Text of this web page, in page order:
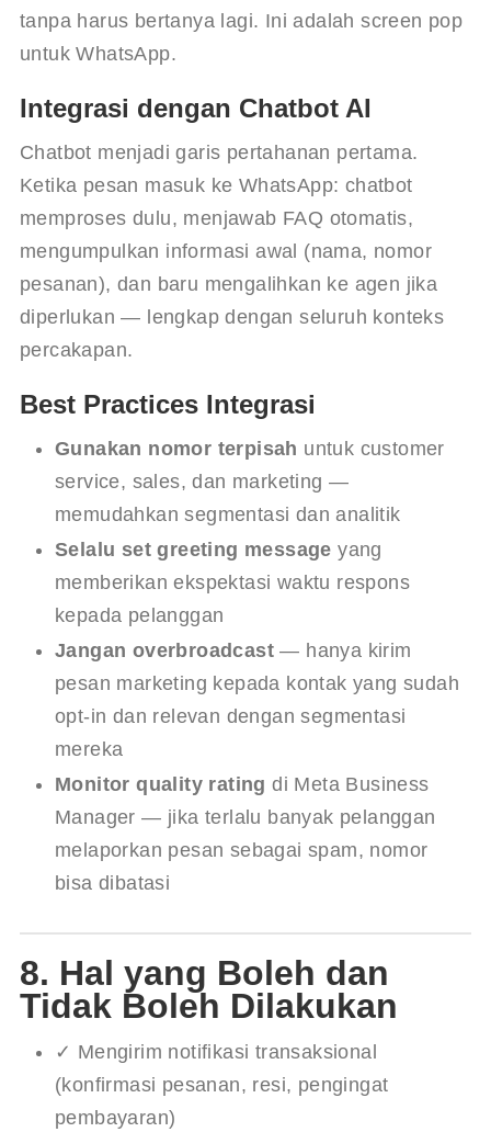
tanpa harus bertanya lagi. Ini adalah screen pop
untuk WhatsApp.
Integrasi dengan Chatbot AI
Chatbot menjadi garis pertahanan pertama.
Ketika pesan masuk ke WhatsApp: chatbot
memproses dulu, menjawab FAQ otomatis,
mengumpulkan informasi awal (nama, nomor
pesanan), dan baru mengalihkan ke agen jika
diperlukan — lengkap dengan seluruh konteks
percakapan.
Best Practices Integrasi
Gunakan nomor terpisah untuk customer
service, sales, dan marketing —
memudahkan segmentasi dan analitik
Selalu set greeting message yang
memberikan ekspektasi waktu respons
kepada pelanggan
Jangan overbroadcast— hanya kirim
pesan marketing kepada kontak yang sudah
opt-in dan relevan dengan segmentasi
mereka
Monitor quality rating di Meta Business
Manager — jika terlalu banyak pelanggan
melaporkan pesan sebagai spam, nomor
bisa dibatasi
8. Hal yang Boleh dan
Tidak Boleh Dilakukan
✓ Mengirim notifikasi transaksional
(konfirmasi pesanan, resi, pengingat
pembayaran)